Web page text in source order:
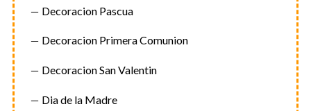
Decoracion Pascua
Decoracion Primera Comunion
Decoracion San Valentin
Dia de la Madre